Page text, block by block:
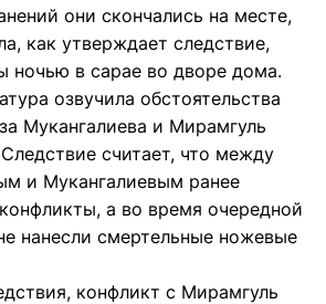
они скончались на месте,
как утверждает следствие,
ночью в сарае во дворе дома.
озвучила обстоятельства
Мукангалиева и Мирамгуль
считает, что между
и Мукангалиевым ранее
а во время очередной
нанесли смертельные ножевые
конфликт с Мирамгуль